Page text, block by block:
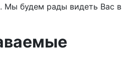
Мы будем рады видеть Вас в